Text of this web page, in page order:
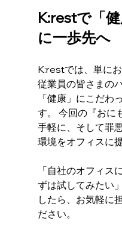
K:restで「
に一歩先へ
K:restでは、単に
従業員の皆さまの
「健康」にこだわ
す。 今回の『おに
手軽に、そして罪
環境をオフィスに
「自社のオフィス
ずは試してみたい
したら、お気軽に
ださい。